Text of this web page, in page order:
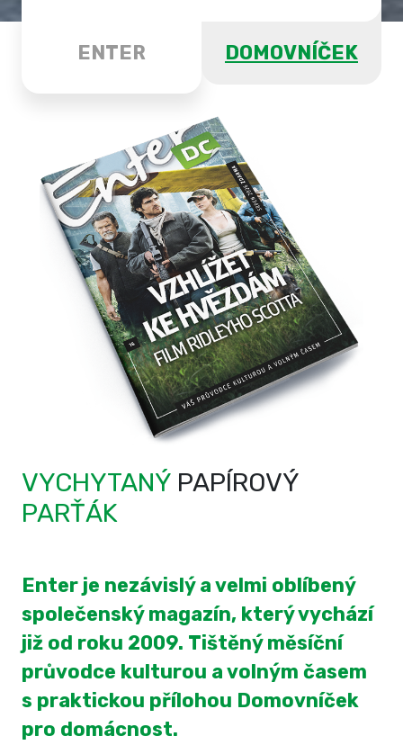
ENTER DOMOVNÍČEK
VYCHYTANÝ PAPÍROVÝ
PARŤÁK
Enter je nezávislý a velmi oblíbený
společenský magazín, který vychází
již od roku 2009. Tištěný měsíční
průvodce kulturou a volným časem
s praktickou přílohou Domovníček
pro domácnost.